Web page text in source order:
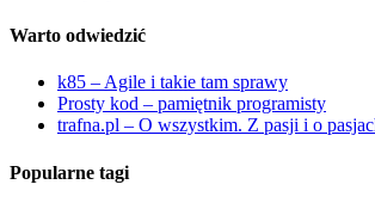
Warto odwiedzić
k85 – Agile i takie tam sprawy
Prosty kod – pamiętnik programisty
trafna.pl – O wszystkim. Z pasji i o
Popularne tagi